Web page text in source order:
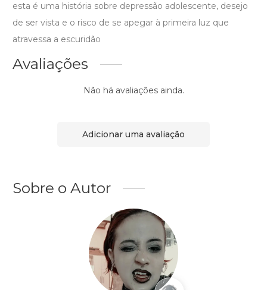
esta é uma história sobre depressão adolescente, desejo
de ser vista e o risco de se apegar à primeira luz que
atravessa a escuridão
Avaliações
Não há avaliações ainda.
Adicionar uma avaliação
Sobre o Autor